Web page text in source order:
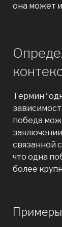
она может
Термин
победа
связанной
что одна
более